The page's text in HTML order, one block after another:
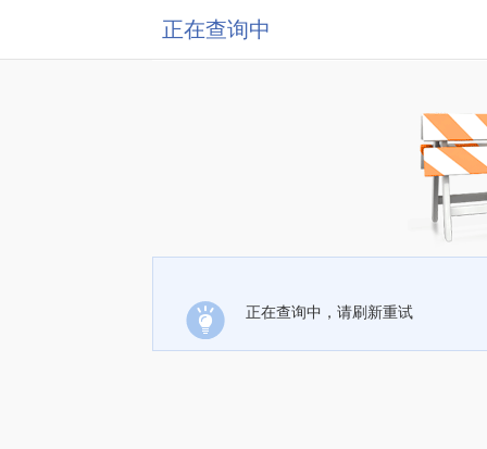
正在查询中
正在查询中，请刷新重试